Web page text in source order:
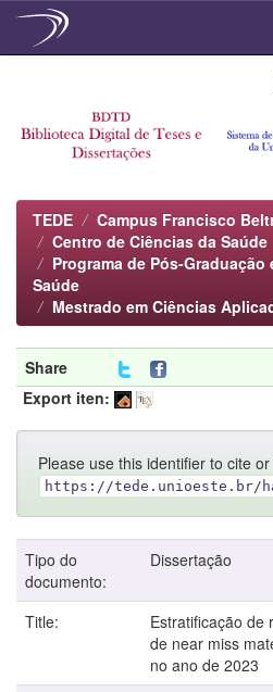
TEDE
Campus Francisco
Centro de Ciências da Saúde
Programa de Pós-
Saúde
Mestrado em Ciências
Share
Export iten:
Please use this identifier to cite
https://tede.unioeste.br/
Tipo do
documento:
Dissertação
Title:
Estratificação de
de near miss
no ano de 2023